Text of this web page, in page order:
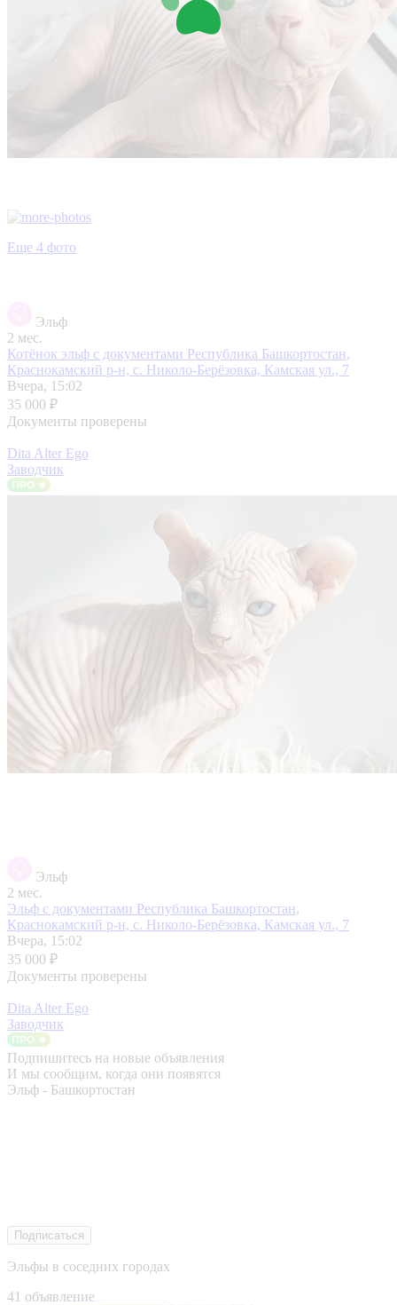
Еще 4 фото
Эльф
2 мес.
Котёнок эльф с документами Республика Башкортостан,
Краснокамский р-н, с. Николо-Берёзовка, Камская ул., 7
Вчера, 15:02
35 000 ₽
Документы проверены
Dita Alter Ego
Заводчик
Эльф
2 мес.
Эльф с документами Республика Башкортостан,
Краснокамский р-н, с. Николо-Берёзовка, Камская ул., 7
Вчера, 15:02
35 000 ₽
Документы проверены
Dita Alter Ego
Заводчик
Подпишитесь на новые объявления
И мы сообщим, когда они появятся
Эльф - Башкортостан
Подписаться
Эльфы в соседних городах
41 объявление